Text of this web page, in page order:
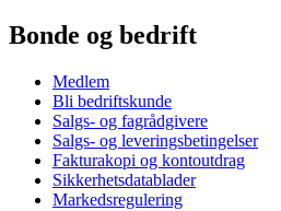
Bonde og bedrift
Medlem
Bli bedriftskunde
Salgs- og fagrådgivere
Salgs- og leveringsbetingelser
Fakturakopi og kontoutdrag
Sikkerhetsdatablader
Markedsregulering